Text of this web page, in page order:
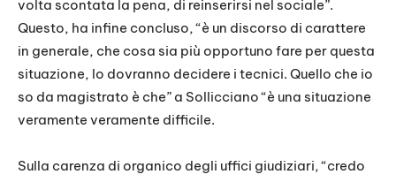
volta scontata la pena, di reinserirsi nel sociale”.
Questo, ha infine concluso, “è un discorso di carattere
in generale, che cosa sia più opportuno fare per questa
situazione, lo dovranno decidere i tecnici. Quello che io
so da magistrato è che” a Sollicciano “è una situazione
veramente veramente difficile.
Sulla carenza di organico degli uffici giudiziari, “credo